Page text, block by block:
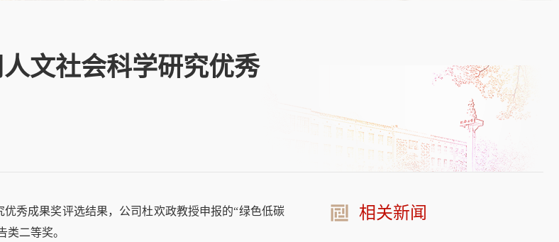
文社会科学研究优秀
秀成果奖评选结果，公司杜欢政教授申报的“绿色低碳
类二等奖。
相关新闻